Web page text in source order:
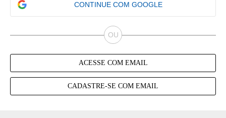
CONTINUE COM GOOGLE
ACESSE COM EMAIL
CADASTRE-SE COM EMAIL